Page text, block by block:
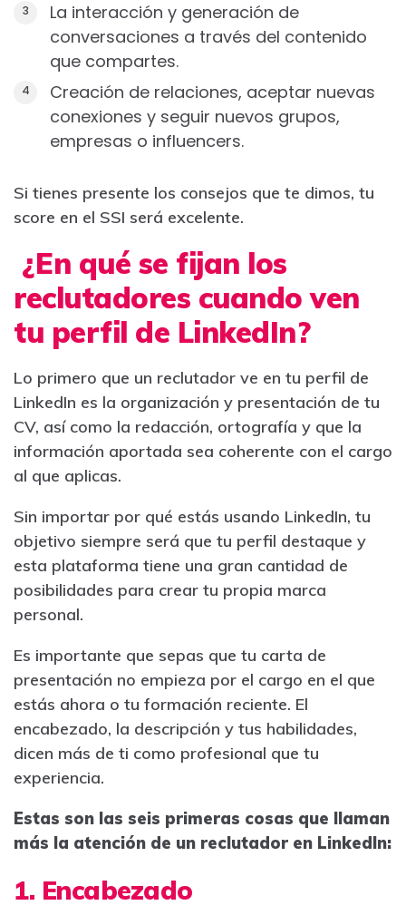
La interacción y generación de
conversaciones a través del contenido
que compartes.
Creación de relaciones, aceptar nuevas
conexiones y seguir nuevos grupos,
empresas o influencers.
Si tienes presente los consejos que te dimos, tu
score en el SSI será excelente.
¿En qué se fijan los
reclutadores cuando ven
tu perfil de LinkedIn?
Lo primero que un reclutador ve en tu perfil de
LinkedIn es la organización y presentación de tu
CV, así como la redacción, ortografía y que la
información aportada sea coherente con el cargo
al que aplicas.
Sin importar por qué estás usando LinkedIn, tu
objetivo siempre será que tu perfil destaque y
esta plataforma tiene una gran cantidad de
posibilidades para crear tu propia marca
personal.
Es importante que sepas que tu carta de
presentación no empieza por el cargo en el que
estás ahora o tu formación reciente. El
encabezado, la descripción y tus habilidades,
dicen más de ti como profesional que tu
experiencia.
Estas son las seis primeras cosas que llaman
más la atención de un reclutador en LinkedIn:
1. Encabezado